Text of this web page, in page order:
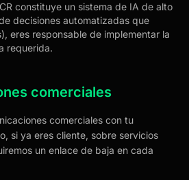
constituye un sistema de IA de alto
decisiones automatizadas que
eres responsable de implementar la
requerida.
comerciales
comerciales con tu
si ya eres cliente, sobre servicios
un enlace de baja en cada